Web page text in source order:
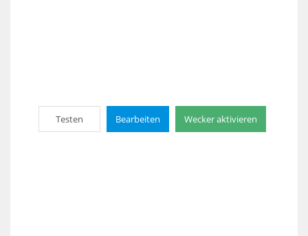
Testen Bearbeiten Wecker aktivieren